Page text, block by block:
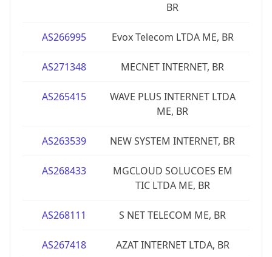
BR
AS266995 Evox Telecom LTDA ME, BR
AS271348 MECNET INTERNET, BR
AS265415
WAVE PLUS INTERNET LTDA
ME, BR
AS263539 NEW SYSTEM INTERNET, BR
AS268433
MGCLOUD SOLUCOES EM
TIC LTDA ME, BR
AS268111 S NET TELECOM ME, BR
AS267418 AZAT INTERNET LTDA, BR